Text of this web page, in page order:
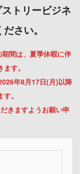
トリービジネ
さい。
間は、夏季休暇に伴
す。
年8月17日(月)以降
。
きますようお願い申